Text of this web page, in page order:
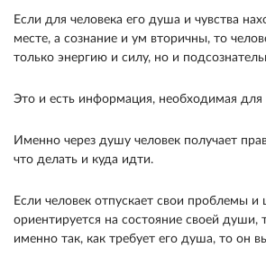
Если для человека его душа и чувства
месте, а сознание и ум вторичны, то
только энергию и силу, но и
Это и есть информация, необходимая
Именно через душу человек получает
что делать и куда идти.
Если человек отпускает свои проблемы и
ориентируется на состояние своей души,
именно так, как требует его душа, то он